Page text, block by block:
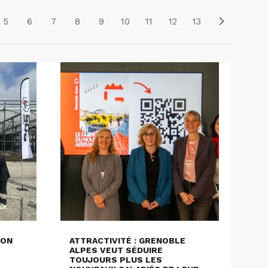
5 6 7 8 9 10 11 12 13
ATTRACTIVITÉ : GRENOBLE
ALPES VEUT SÉDUIRE
TOUJOURS PLUS LES